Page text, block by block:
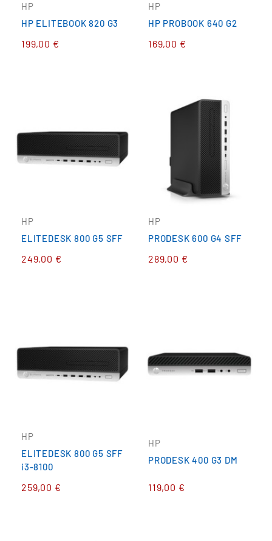
HP
HP ELITEBOOK 820 G3
199,00 €
HP
HP PROBOOK 640 G2
169,00 €
HP
ELITEDESK 800 G5 SFF
249,00 €
HP
PRODESK 600 G4 SFF
289,00 €
HP
ELITEDESK 800 G5 SFF
i3-8100
259,00 €
HP
PRODESK 400 G3 DM
119,00 €